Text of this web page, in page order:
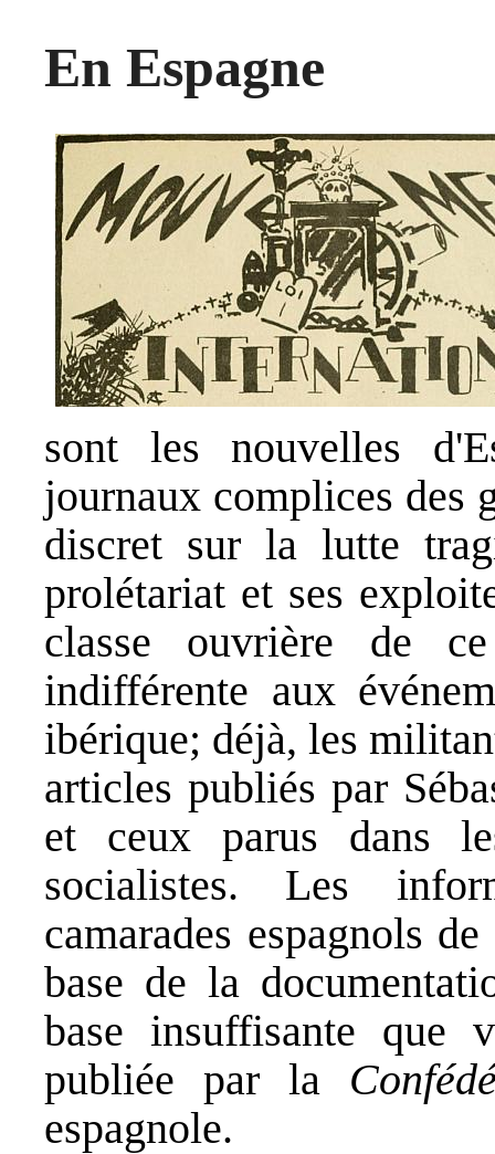
En Espagne
sont les nouvelles
journaux complices des
discret sur la lutte
prolétariat et ses
classe ouvrière de
indifférente aux
ibérique; déjà, les
articles publiés par
et ceux parus dans
socialistes. Les
camarades espagnols
base de la
base insuffisante que
publiée par la
espagnole.